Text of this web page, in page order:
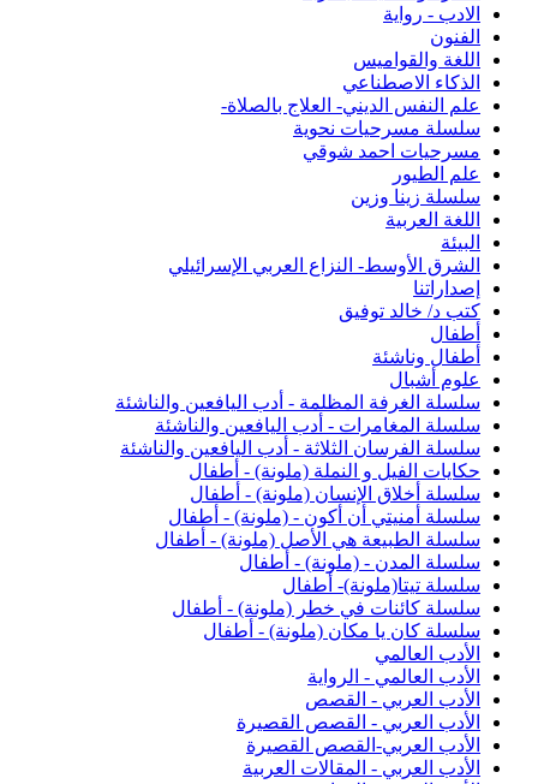
الادب - رواية
الفنون
اللغة والقواميس
الذكاء الاصطناعي
علم النفس الديني- العلاج بالصلاة-
سلسلة مسرحيات نحوية
مسرحيات احمد شوقي
علم الطيور
سلسلة زينا وزين
اللغة العربية
البيئة
الشرق الأوسط- النزاع العربي الإسرائيلي
إصداراتنا
كتب د/ خالد توفيق
أطفال
أطفال وناشئة
علوم أشبال
سلسلة الغرفة المظلمة - أدب اليافعين والناشئة
سلسلة المغامرات - أدب اليافعين والناشئة
سلسلة الفرسان الثلاثة - أدب اليافعين والناشئة
حكايات الفيل و النملة (ملونة) - أطفال
سلسلة أخلاق الإنسان (ملونة) - أطفال
سلسلة أمنيتي أن أكون - (ملونة) - أطفال
سلسلة الطبيعة هي الأصل (ملونة) - أطفال
سلسلة المدن - (ملونة) - أطفال
سلسلة تيتا(ملونة)- أطفال
سلسلة كائنات في خطر (ملونة) - أطفال
سلسلة كان يا مكان (ملونة) - أطفال
الأدب العالمي
الأدب العالمي - الرواية
الأدب العربي - القصص
الأدب العربي - القصص القصيرة
الأدب العربي-القصص القصيرة
الأدب العربي - المقالات العربية